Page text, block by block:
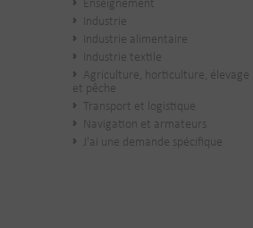
Enseignement
Industrie
Industrie alimentaire
Industrie textile
Agriculture, horticulture, élevage
et pêche
Transport et logistique
Navigation et armateurs
J'ai une demande spécifique